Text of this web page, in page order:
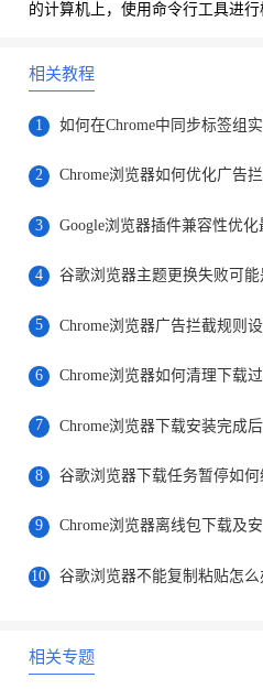
的计算机上，使用命令行工具进行
相关教程
1
2 Chrome浏览器如何优化广告
3
4
5
6
7
8 谷歌浏览器下载任务暂停如
9 Chrome浏览器离线包下载及
10 谷歌浏览器不能复制粘贴怎么
相关专题